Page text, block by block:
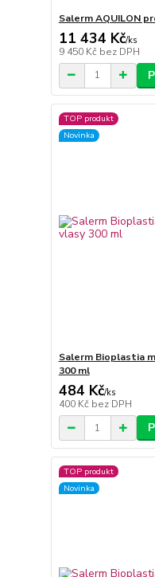
Salerm AQUILON
11 434 Kč/ks
9 450 Kč bez DPH
TOP produkt
Novinka
Salerm Bioplastia
300 ml
484 Kč/ks
400 Kč bez DPH
TOP produkt
Novinka